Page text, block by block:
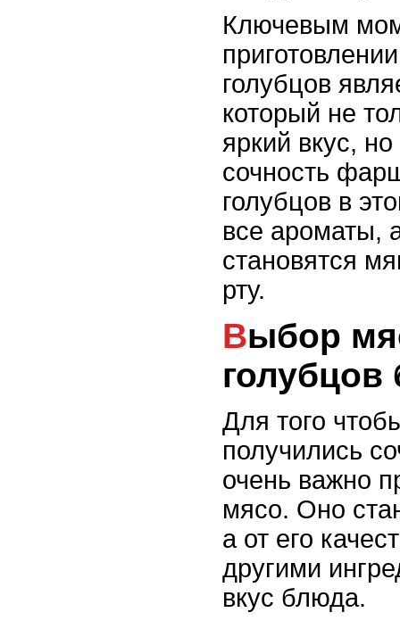
Ключевым
голубцов
который не
яркий вкус,
сочность
голубцов в
все ароматы,
становятся
рту.
Выбор мяса для
голубцов
Для того
получились
очень важно
мясо. Оно
а от его
другими
вкус блюда.